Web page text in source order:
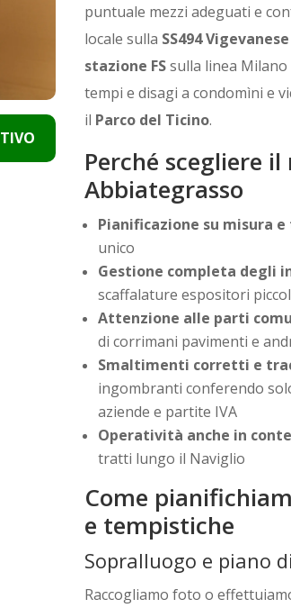
puntuale mezzi adeguati e
locale sulla SS494 Vigevanese
stazione FSsulla linea
tempi e disagi a condomìni e
il Parco del Ticino.
Perché scegliere
Abbiategrasso
Pianificazione su misura
unico
Gestione completa degli
scaffalature espositori
Attenzione alle parti
di corrimani pavimenti e
Smaltimenti corretti e
ingombranti conferendo
aziende e partite IVA
Operatività anche in
tratti lungo il Naviglio
Come
e tempistiche
Sopralluogo e piano
Raccogliamo foto o